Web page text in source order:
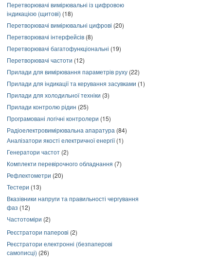
Перетворювачі вимірювальні із цифровою
індикацією (щитові) (18)
Перетворювачі вимірювальні цифрові (20)
Перетворювачі інтерфейсів (8)
Перетворювачі багатофункціональні (19)
Перетворювачі частоти (12)
Прилади для вимірювання параметрів руху (22)
Прилади для індикації та керування засувками (1)
Прилади для холодильної техніки (3)
Прилади контролю рідин (25)
Програмовані логічні контролери (15)
Радіоелектровимірювальна апаратура (84)
Аналізатори якості електричної енергії(1)
Генератори частот (2)
Комплекти перевірочного обладнання (7)
Рефлектометри (20)
Тестери (13)
Вказівники напруги та правильності чергування
фаз (12)
Частотоміри (2)
Реєстратори паперові (2)
Реєстратори електронні (безпаперові
самописці) (26)